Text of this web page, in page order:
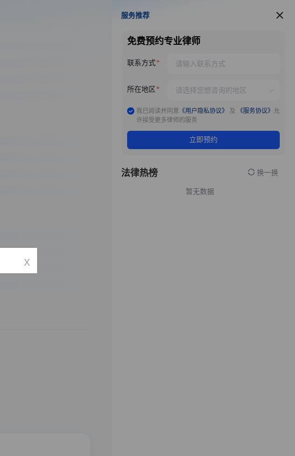
服务推荐
服务推荐
免费预约专业律师
联系方式
所在地区
我已阅读并同意 《用户隐私协议》 及 《服务协议》 允
许接受更多律师的服务
立即预约
法律热榜 换一换
暂无数据
x